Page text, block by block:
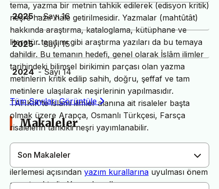
tema, yazma bir metnin tahkik edilerek (edisyon kritik)
neşre hazır hale getirilmesidir. Yazmalar (mahtûtât)
hakkında araştırma, kataloglama, kütüphane ve
literatür tanıtımı gibi araştırma yazıları da bu temaya
dahildir. Bu temanın hedefi, genel olarak İslâm ilimler
tarihindeki bilimsel birikimin parçası olan yazma
metinlerin kritik edilip sahih, doğru, şeffaf ve tam
metinlere ulaşılarak neşirlerinin yapılmasıdır.
TAHKİK’te İslami ilimler alanına ait risaleler başta
olmak üzere Arapça, Osmanlı Türkçesi, Farsça
risalelerin tahkikli neşri yayımlanabilir.
Dergimiz yayın süreçlerinin daha hızlı ve sağlıklı
ilerlemesi açısından yazım kurallarına uyulması önem
arz etmektedir. Yazım kurallarına uymayan
2025 - Sayı 16
2025 - Sayı 15
2024 - Sayı 14
Tüm Sayıları Görüntüle
Makaleler
Son Makaleler